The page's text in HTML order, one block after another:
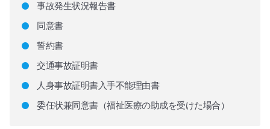
事故発生状況報告書
同意書
誓約書
交通事故証明書
人身事故証明書入手不能理由書
委任状兼同意書（福祉医療の助成を受けた場合）